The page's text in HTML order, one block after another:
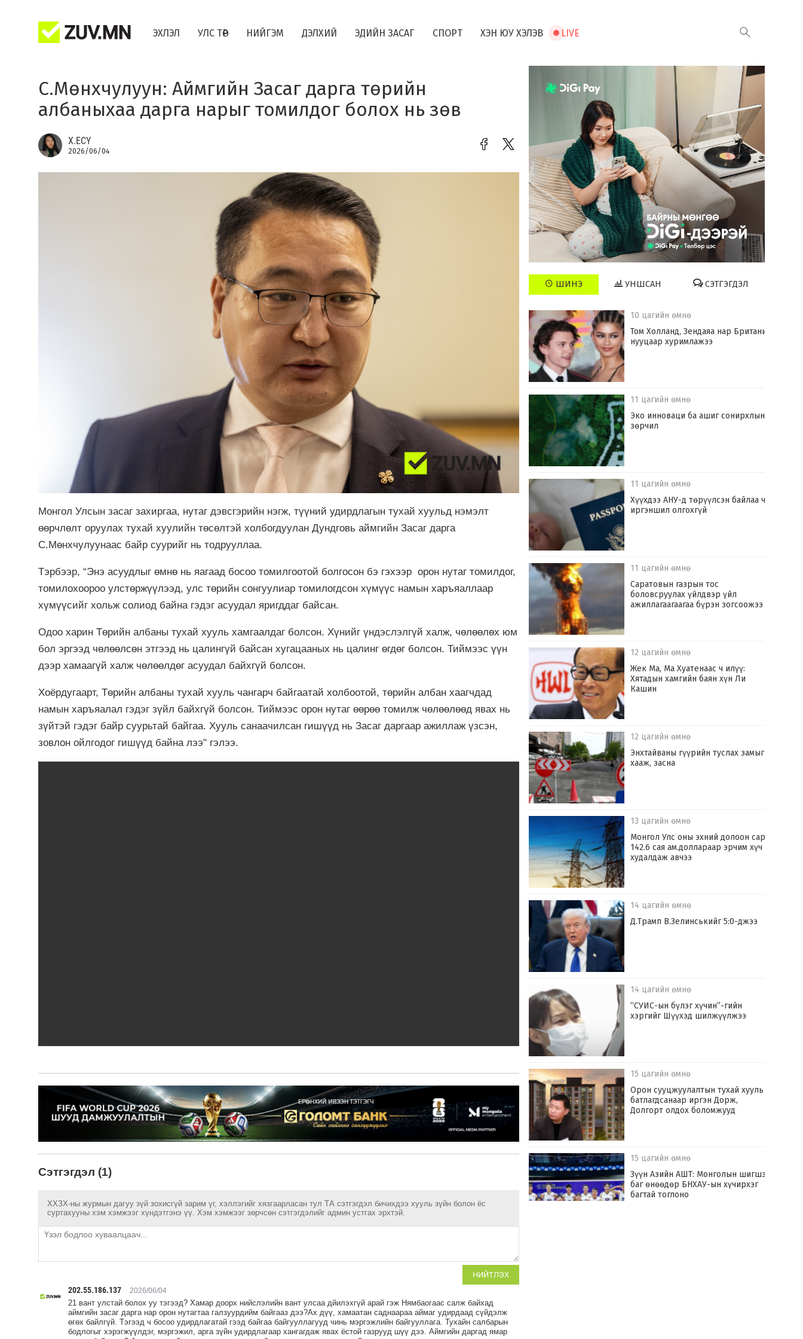
ЭХЛЭЛ УЛС ТӨР НИЙГЭМ ДЭЛХИЙ ЭДИЙН ЗАСАГ СПОРТ ХЭН ЮУ ХЭЛЭВ LIVE
С.Мөнхчулуун: Аймгийн Засаг дарга төрийн
албаныхаа дарга нарыг томилдог болох нь зөв
Х.ЕСҮ
2026/06/04
Монгол Улсын засаг захиргаа, нутаг дэвсгэрийн нэгж, түүний удирдлагын тухай хуульд нэмэлт
өөрчлөлт оруулах тухай хуулийн төсөлтэй холбогдуулан Дундговь аймгийн Засаг дарга
С.Мөнхчулуунаас байр суурийг нь тодрууллаа.
Тэрбээр, “Энэ асуудлыг өмнө нь яагаад босоо томилгоотой болгосон бэ гэхээр орон нутаг томилдог,
томилохоороо улстөржүүлээд, улс төрийн сонгуулиар томилогдсон хүмүүс намын харъяаллаар
хүмүүсийг хольж солиод байна гэдэг асуудал яригддаг байсан.
Одоо харин Төрийн албаны тухай хууль хамгаалдаг болсон. Хүнийг үндэслэлгүй халж, чөлөөлөх юм
бол эргээд чөлөөлсөн этгээд нь цалингүй байсан хугацааных нь цалинг өгдөг болсон. Тиймээс үүн
дээр хамаагүй халж чөлөөлдөг асуудал байхгүй болсон.
Хоёрдугаарт, Төрийн албаны тухай хууль чангарч байгаатай холбоотой, төрийн албан хаагчдад
намын харъяалал гэдэг зүйл байхгүй болсон. Тиймээс орон нутаг өөрөө томилж чөлөөлөөд явах нь
зүйтэй гэдэг байр суурьтай байгаа. Хууль санаачилсан гишүүд нь Засаг даргаар ажиллаж үзсэн,
зовлон ойлгодог гишүүд байна лээ" гэлээ.
Сэтгэгдэл (1)
ХХЗХ-ны журмын дагуу зүй зохисгүй зарим үг, хэллэгийг хязгаарласан тул ТА сэтгэгдэл бичихдээ хууль зүйн болон ёс
суртахууны хэм хэмжээг хүндэтгэнэ үү. Хэм хэмжээг зөрчсөн сэтгэгдэлийг админ устгах эрхтэй.
НИЙТЛЭХ
202.55.186.137 2026/06/04
21 вант улстай болох уу тэгээд? Хамар доорх нийслэлийн вант улсаа дйилэхгүй арай гэж Нямбаогаас салж байхад
аймгийн засаг дарга нар орон нутагтаа галзуурдийм байгааз дээ?Ах дүү, хамаатан саднаараа аймаг удирдаад сүйдэлж
өгөх байлгүй. Тэгээд ч босоо удирдлагатай гээд байгаа байгууллагууд чинь мэргэжлийн байгууллага. Тухайн салбарын
бодлогыг хэрэгжүүлдэг, мэргэжил, арга зүйн удирдлагаар хангагдаж явах ёстой газрууд шүү дээ. Аймгийн даргад ямар
ШИНЭ УНШСАН СЭТГЭГДЭЛ
10 цагийн өмнө
Том Холланд, Зендаяа нар Британид
нууцаар хуримлажээ
11 цагийн өмнө
Эко инноваци ба ашиг сонирхлын
зөрчил
11 цагийн өмнө
Хүүхдээ АНУ-д төрүүлсэн байлаа ч
иргэншил олгохгүй
11 цагийн өмнө
Саратовын газрын тос
боловсруулах үйлдвэр үйл
ажиллагаагаагаа бүрэн зогсоожээ
12 цагийн өмнө
Жек Ма, Ма Хуатенаас ч илүү:
Хятадын хамгийн баян хүн Ли
Кашин
12 цагийн өмнө
Энхтайваны гүүрийн туслах замыг
хааж, засна
13 цагийн өмнө
Монгол Улс оны эхний долоон сард
142.6 сая ам.доллараар эрчим хүч
худалдаж авчээ
14 цагийн өмнө
Д.Трамп В.Зелинськийг 5:0-джээ
14 цагийн өмнө
“СУИС-ын бүлэг хүчин”-гийн
хэргийг Шүүхэд шилжүүлжээ
15 цагийн өмнө
Орон сууцжуулалтын тухай хууль
батлагдсанаар иргэн Дорж,
Долгорт олдох боломжууд
15 цагийн өмнө
Зүүн Азийн АШТ: Монголын шигшээ
баг өнөөдөр БНХАУ-ын хүчирхэг
багтай тоглоно